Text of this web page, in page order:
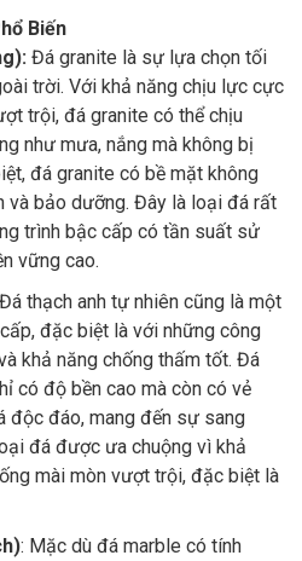
Biến
Đá granite là sự lựa chọn tối
trời. Với khả năng chịu lực cực
trội, đá granite có thể chịu
như mưa, nắng mà không bị
đá granite có bề mặt không
và bảo dưỡng. Đây là loại đá rất
trình bậc cấp có tần suất sử
vững cao.
Đá thạch anh tự nhiên cũng là một
đặc biệt là với những công
khả năng chống thấm tốt. Đá
có độ bền cao mà còn có vẻ
độc đáo, mang đến sự sang
đá được ưa chuộng vì khả
mài mòn vượt trội, đặc biệt là
: Mặc dù đá marble có tính